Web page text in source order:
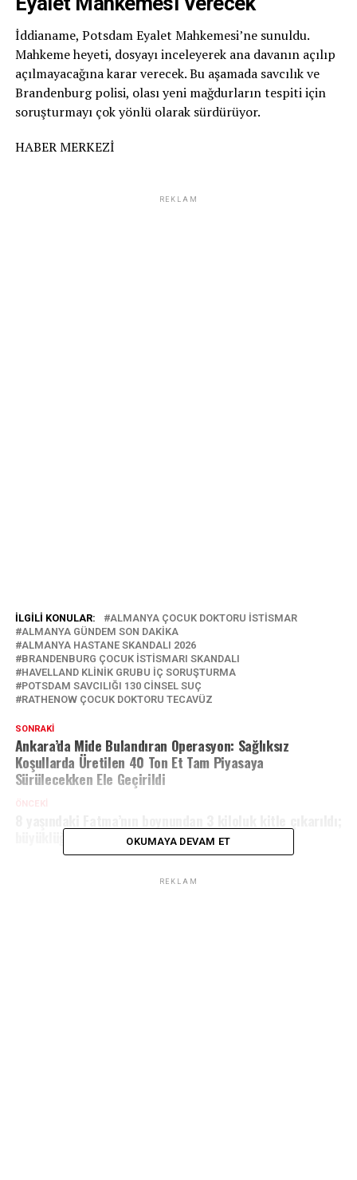
İddianame, Potsdam Eyalet Mahkemesi’ne sunuldu.
Mahkeme heyeti, dosyayı inceleyerek ana davanın açılıp
açılmayacağına karar verecek. Bu aşamada savcılık ve
Brandenburg polisi, olası yeni mağdurların tespiti için
soruşturmayı çok yönlü olarak sürdürüyor.
HABER MERKEZİ
REKLAM
İLGILI KONULAR:
ALMANYA ÇOCUK DOKTORU ISTISMAR
ALMANYA GÜNDEM SON DAKIKA
ALMANYA HASTANE SKANDALI 2026
BRANDENBURG ÇOCUK ISTISMARI SKANDALI
HAVELLAND KLINIK GRUBU IÇ SORUŞTURMA
POTSDAM SAVCILIĞI 130 CINSEL SUÇ
RATHENOW ÇOCUK DOKTORU TECAVÜZ
SONRAKI
Ankara’da Mide Bulandıran Operasyon: Sağlıksız
Koşullarda Üretilen 40 Ton Et Tam Piyasaya
Sürülecekken Ele Geçirildi
ÖNCEKI
büyüklüğü ile literatüre girdi
OKUMAYA DEVAM ET
REKLAM